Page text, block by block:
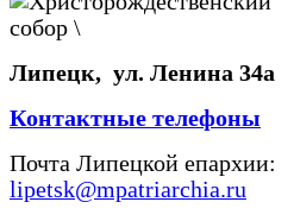
Липецк, ул. Ленина 34а
Контактные телефоны
Почта Липецкой епархии:
lipetsk@mpatriarchia.ru